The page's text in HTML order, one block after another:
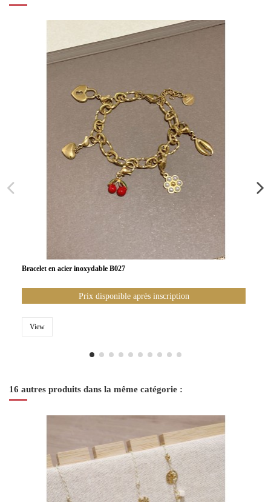
Bracelet en acier inoxydable B027
Prix disponible après inscription
View
16 autres produits dans la même catégorie :